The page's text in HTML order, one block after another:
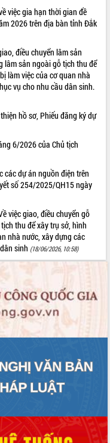
việc gia hạn thời gian đề
2026 trên địa bàn tỉnh Đắk
điều chuyển lâm sản
lâm sản ngoài gỗ tịch thu để
làm việc của cơ quan nhà
vụ cho nhu cầu dân sinh.
hồ sơ, Phiếu đăng ký dự
6/2026 của Chủ tịch
các dự án nguồn điện trên
số 254/2025/QH15 ngày
việc giao, điều chuyển gỗ
thu để xây trụ sở, hình
nhà nước, xây dựng các
sinh (18/06/2026, 10:58)